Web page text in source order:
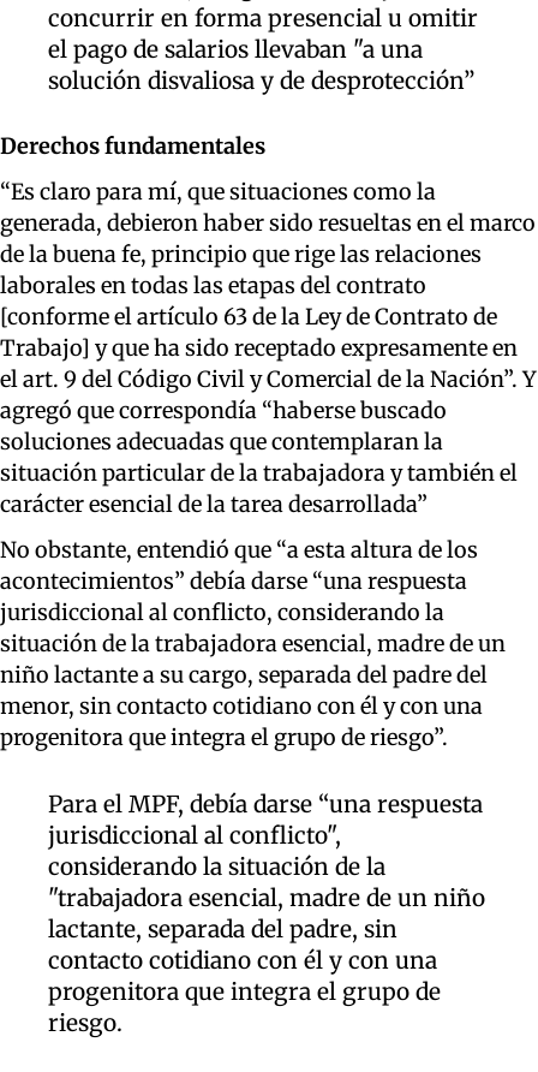
concurrir en forma presencial u omitir
el pago de salarios llevaban "a una
solución disvaliosa y de desprotección”
Derechos fundamentales
“Es claro para mí, que situaciones como la
generada, debieron haber sido resueltas en el marco
de la buena fe, principio que rige las relaciones
laborales en todas las etapas del contrato
[conforme el artículo 63 de la Ley de Contrato de
Trabajo] y que ha sido receptado expresamente en
el art. 9 del Código Civil y Comercial de la Nación”. Y
agregó que correspondía “haberse buscado
soluciones adecuadas que contemplaran la
situación particular de la trabajadora y también el
carácter esencial de la tarea desarrollada”
No obstante, entendió que “a esta altura de los
acontecimientos” debía darse “una respuesta
jurisdiccional al conflicto, considerando la
situación de la trabajadora esencial, madre de un
niño lactante a su cargo, separada del padre del
menor, sin contacto cotidiano con él y con una
progenitora que integra el grupo de riesgo”.
Para el MPF, debía darse “una respuesta
jurisdiccional al conflicto",
considerando la situación de la
"trabajadora esencial, madre de un niño
lactante, separada del padre, sin
contacto cotidiano con él y con una
progenitora que integra el grupo de
riesgo.